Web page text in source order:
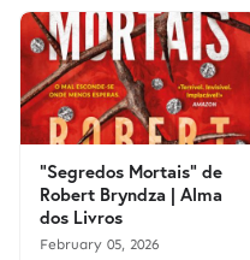
"Segredos Mortais" de
Robert Bryndza | Alma
dos Livros
February 05, 2026